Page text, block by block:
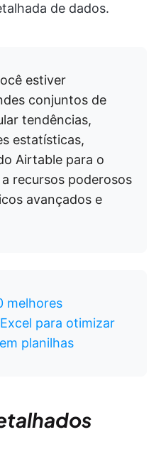
de dados.
estiver
conjuntos de
tendências,
estatísticas,
Airtable para o
recursos poderosos
avançados e
melhores
para otimizar
planilhas